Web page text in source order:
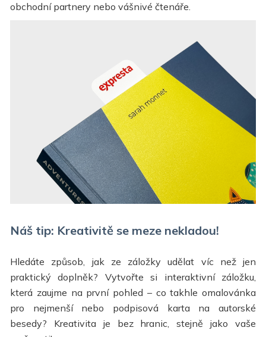
obchodní partnery nebo vášnivé čtenáře.
Náš tip: Kreativitě se meze nekladou!
Hledáte způsob, jak ze záložky udělat víc než jen
praktický doplněk? Vytvořte si interaktivní záložku,
která zaujme na první pohled – co takhle omalovánka
pro nejmenší nebo podpisová karta na autorské
besedy? Kreativita je bez hranic, stejně jako vaše